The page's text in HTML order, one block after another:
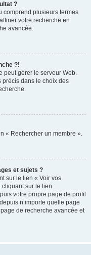
?
comprend plusieurs termes
votre recherche en
avancée.
?!
peut gérer le serveur Web.
précis dans le choix des
« Rechercher un membre ».
et sujets ?
sur le lien « Voir vos
cliquant sur le lien
votre propre page de profil
n’importe quelle page
de recherche avancée et